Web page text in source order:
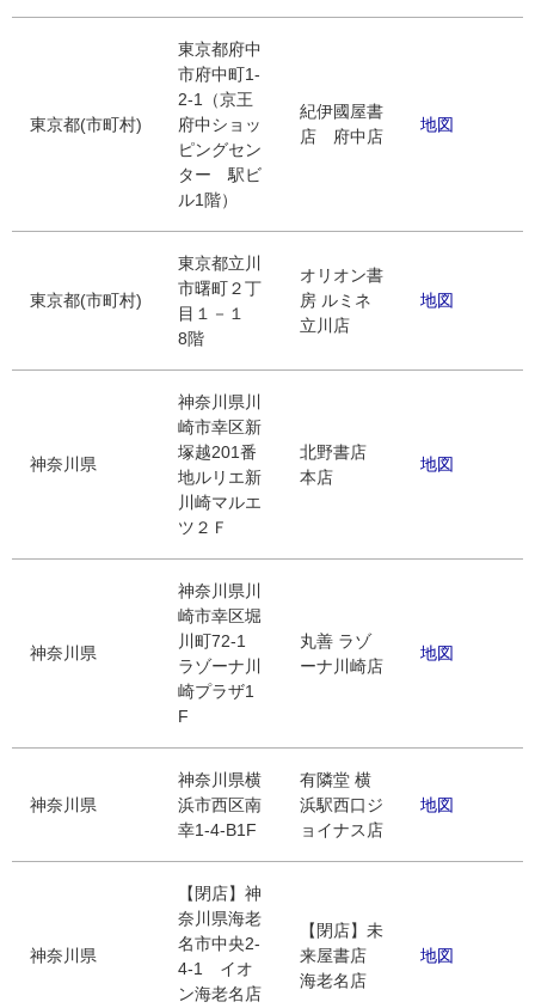
東京都(市町村)
東京都府中
市府中町1-
2-1（京王
府中ショッ
ピングセン
ター 駅ビ
ル1階）
紀伊國屋書
店 府中店
地図
東京都(市町村)
東京都立川
市曙町２丁
目１－１
8階
オリオン書
房 ルミネ
立川店
地図
神奈川県
神奈川県川
崎市幸区新
塚越201番
地ルリエ新
川崎マルエ
ツ２Ｆ
北野書店
本店
地図
神奈川県
神奈川県川
崎市幸区堀
川町72-1
ラゾーナ川
崎プラザ1
F
丸善 ラゾ
ーナ川崎店
地図
神奈川県
神奈川県横
浜市西区南
幸1-4-B1F
有隣堂 横
浜駅西口ジ
ョイナス店
地図
神奈川県
【閉店】神
奈川県海老
名市中央2-
4-1 イオ
ン海老名店
【閉店】未
来屋書店
海老名店
地図